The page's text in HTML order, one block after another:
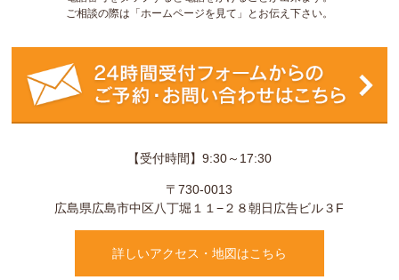
ご相談の際は「ホームページを見て」とお伝え下さい。
【受付時間】9:30～17:30
〒730-0013
広島県広島市中区八丁堀１１−２８朝日広告ビル３F
詳しいアクセス・地図はこちら